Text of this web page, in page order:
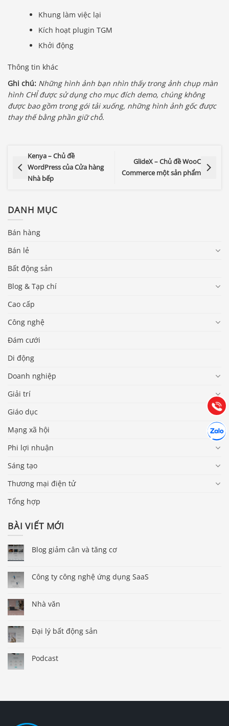
Khung làm việc lại
Kích hoạt plugin TGM
Khởi động
Thông tin khác
Ghi chú: Những hình ảnh bạn nhìn thấy trong ảnh chụp màn
hình CHỈ được sử dụng cho mục đích demo, chúng không
được bao gồm trong gói tải xuống, những hình ảnh gốc được
thay thế bằng phần giữ chỗ.
Kenya – Chủ đề
WordPress của Cửa hàng
Nhà bếp
GlideX – Chủ đề WooC
Commerce một sản phẩm
DANH MỤC
Bán hàng
Bán lẻ
Bất động sản
Blog & Tạp chí
Cao cấp
Công nghệ
Đám cưới
Di động
Doanh nghiệp
Giải trí
Giáo dục
Mạng xã hội
Phi lợi nhuận
Sáng tạo
Thương mại điện tử
Tổng hợp
BÀI VIẾT MỚI
Blog giảm cân và tăng cơ
Công ty công nghệ ứng dụng SaaS
Nhà văn
Đại lý bất động sản
Podcast
Gọi
(028) 22.166.144
Chát